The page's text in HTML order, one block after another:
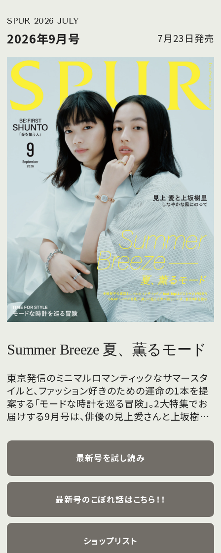
SPUR 2026 JULY
2026年9月号 7月23日発売
Summer Breeze 夏、薫るモード
東京発信のミニマルロマンティックなサマースタ
イルと、ファッション好きのための運命の1本を提
案する「モードな時計を巡る冒険」。2大特集でお
届けする9月号は、俳優の見上愛さんと上坂樹里
飾ります。
最新号を試し読み
最新号のこぼれ話はこちら！！
ショップリスト